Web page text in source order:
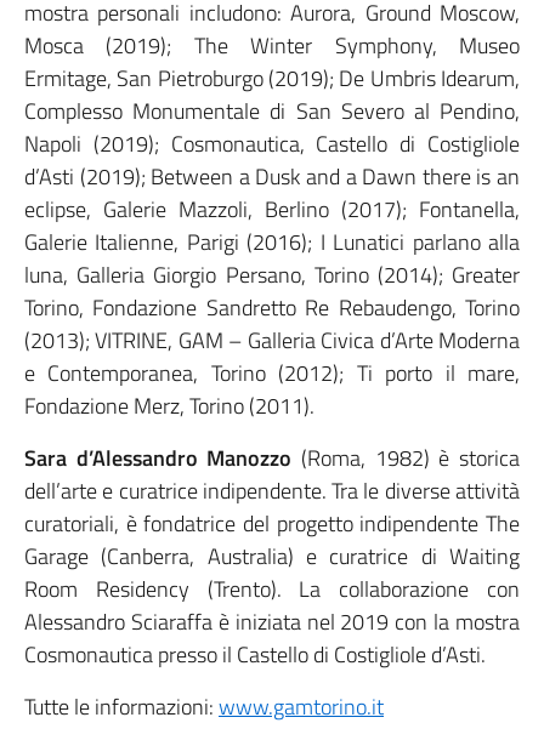
mostra personali includono: Aurora, Ground Moscow,
Mosca (2019); The Winter Symphony, Museo
Ermitage, San Pietroburgo (2019); De Umbris Idearum,
Complesso Monumentale di San Severo al Pendino,
Napoli (2019); Cosmonautica, Castello di Costigliole
d’Asti (2019); Between a Dusk and a Dawn there is an
eclipse, Galerie Mazzoli, Berlino (2017); Fontanella,
Galerie Italienne, Parigi (2016); I Lunatici parlano alla
luna, Galleria Giorgio Persano, Torino (2014); Greater
Torino, Fondazione Sandretto Re Rebaudengo, Torino
(2013); VITRINE, GAM – Galleria Civica d’Arte Moderna
e Contemporanea, Torino (2012); Ti porto il mare,
Fondazione Merz, Torino (2011).
Sara d’Alessandro Manozzo (Roma, 1982) è storica
dell’arte e curatrice indipendente. Tra le diverse attività
curatoriali, è fondatrice del progetto indipendente The
Garage (Canberra, Australia) e curatrice di Waiting
Room Residency (Trento). La collaborazione con
Alessandro Sciaraffa è iniziata nel 2019 con la mostra
Cosmonautica presso il Castello di Costigliole d’Asti.
Tutte le informazioni:www.gamtorino.it